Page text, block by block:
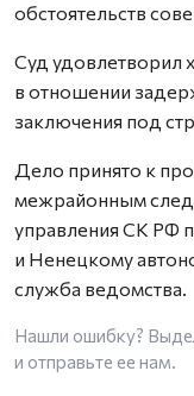
обстоятельств
Суд удовлетворил
в отношении
заключения под
Дело принято к
межрайонным
управления СК РФ
и Ненецкому
служба ведомства.
Нашли ошибку?
и отправьте ее нам.